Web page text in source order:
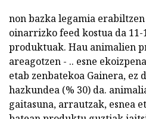
non bazka legamia
oinarrizko feed kostua da
produktuak. Hau animalien
areagotzen - .. esne
etab zenbatekoa Gainera, ez
hazkundea (% 30) da.
gaitasuna, arrautzak, esnea